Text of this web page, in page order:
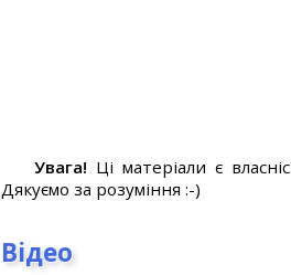
Увага! Ці матеріали є
Дякуємо за розуміння :-)
Відео